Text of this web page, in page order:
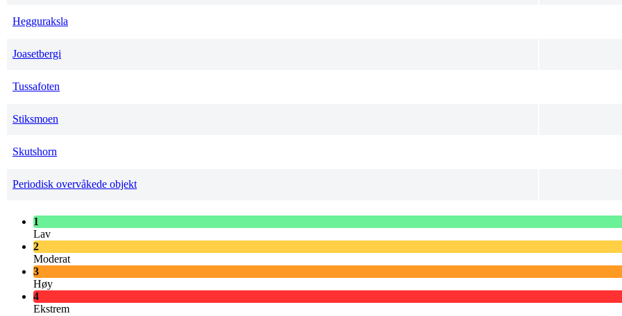
Hegguraksla
Joasetbergi
Tussafoten
Stiksmoen
Skutshorn
Periodisk overvåkede objekt
1
Lav
2
Moderat
3
Høy
4
Ekstrem